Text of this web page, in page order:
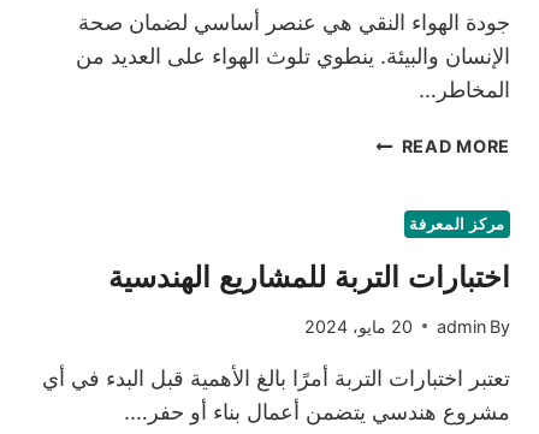
جودة الهواء النقي هي عنصر أساسي لضمان صحة
الإنسان والبيئة. ينطوي تلوث الهواء على العديد من
المخاطر…
READ MORE كيفية
والجسيمات
مركز المعرفة
اختبارات التربة للمشاريع الهندسية
By
admin 20 مايو، 2024
تعتبر اختبارات التربة أمرًا بالغ الأهمية قبل البدء في أي
مشروع هندسي يتضمن أعمال بناء أو حفر….